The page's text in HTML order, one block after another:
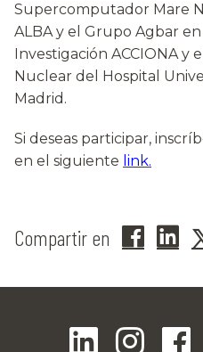
Supercomputador Mare
ALBA y el Grupo Agbar
Investigación ACCIONA y
Nuclear del Hospital
Madrid.
Si deseas participar,
en el siguiente link.
Compartir en